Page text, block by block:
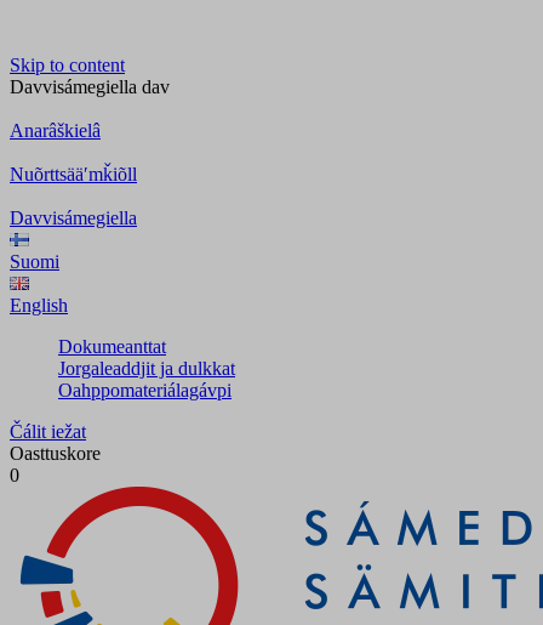
Skip to content
Davvisámegiella dav
Anarâškielâ
Nuõrttsääʹmǩiõll
Davvisámegiella
Suomi
English
Dokumeanttat
Jorgaleaddjit ja dulkkat
Oahppomateriálagávpi
Čálit iežat
Oasttuskore
0